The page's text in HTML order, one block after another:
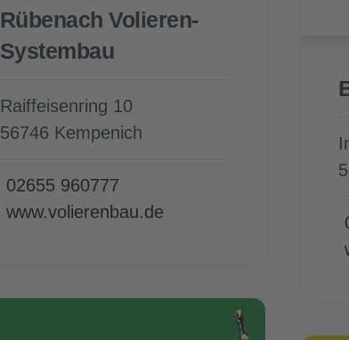
Rübenach Volieren-
Systembau
Raiffeisenring 10
56746 Kempenich
02655 960777
www.volierenbau.de